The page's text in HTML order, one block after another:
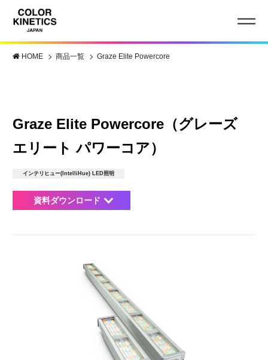
HOME 商品一覧 Graze Elite Powercore
Graze Elite Powercore（グレーズ
エリート パワーコア）
インテリヒュー(IntelliHue) LED照明
資料ダウンロード